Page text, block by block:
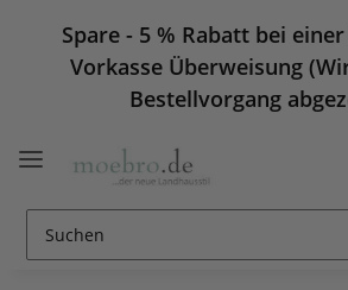
Spare - 5 % Rabatt bei
Vorkasse Überweisung
Bestellvorgang